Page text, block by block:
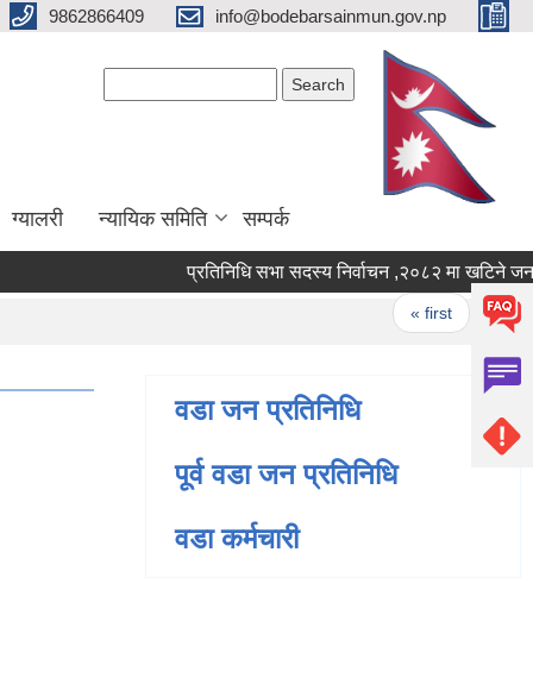
9862866409 info@bodebarsainmun.gov.np
ग्यालरी न्यायिक समिति सम्पर्क
प्रतिनिधि सभा सदस्य निर्वाचन ,२०८२
« first ‹
वडा जन प्रतिनिधि
पूर्व वडा जन प्रतिनिधि
वडा कर्मचारी